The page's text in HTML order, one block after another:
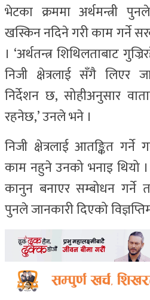
भेटका क्रममा अर्थमन्त्री
खस्किन नदिने गरी काम गर्ने
। ‘अर्थतन्त्र शिथिलताबाट
निजी क्षेत्रलाई सँगै लिएर
निर्देशन छ, सोहीअनुसार
रहनेछ,’ उनले भने ।
निजी क्षेत्रलाई आतङ्कित
काम नहुने उनको भनाइ थियो
कानुन बनाएर सम्बोधन गर्ने
पुनले जानकारी दिएको